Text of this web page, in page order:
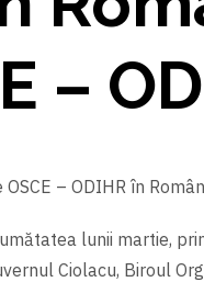
–
– ODIHR în
lunii martie,
Ciolacu, Biroul